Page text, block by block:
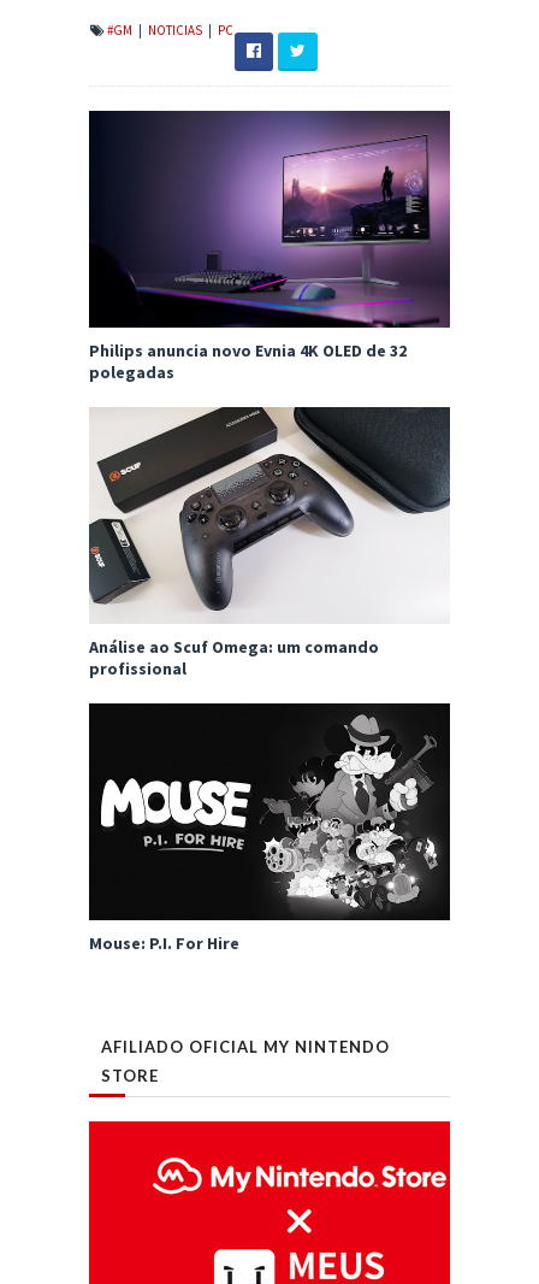
#GM | NOTICIAS | PC
Philips anuncia novo Evnia 4K OLED de 32
polegadas
Análise ao Scuf Omega: um comando
profissional
Mouse: P.I. For Hire
AFILIADO OFICIAL MY NINTENDO
STORE